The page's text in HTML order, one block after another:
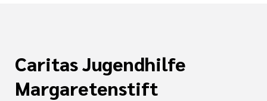
Caritas Jugendhilfe
Margaretenstift